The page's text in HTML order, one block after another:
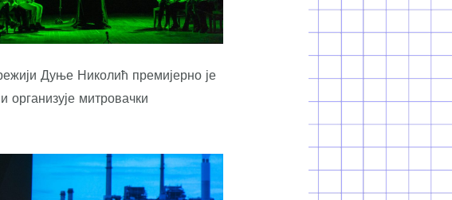
Дуње Николић премијерно је
организује митровачки